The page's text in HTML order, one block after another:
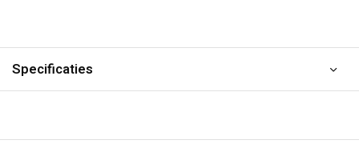
Specificaties